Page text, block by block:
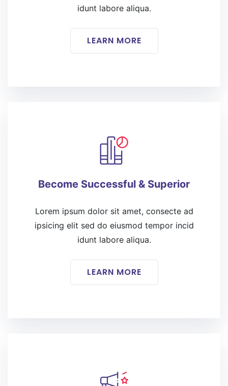
idunt labore aliqua.
LEARN MORE
Become Successful & Superior
Lorem ipsum dolor sit amet, consecte ad
ipsicing elit sed do eiusmod tempor incid
idunt labore aliqua.
LEARN MORE